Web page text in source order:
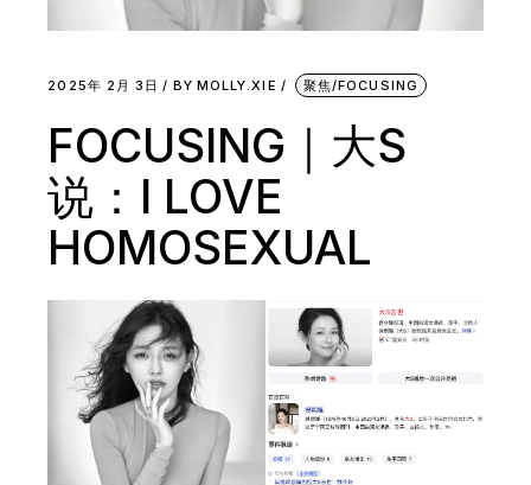
2025年 2月 3日 BY MOLLY.XIE 聚焦/FOCUSING
FOCUSING｜大S
说：I LOVE
HOMOSEXUAL